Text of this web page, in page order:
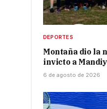
DEPORTES
Montaña dio la
invicto a
6 de agosto de 2026